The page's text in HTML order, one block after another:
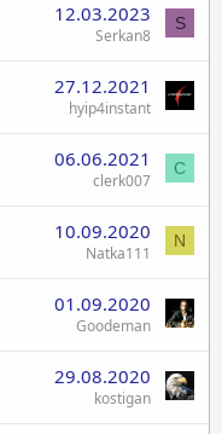
12.03.2023
Serkan8
S
27.12.2021
hyip4instant
06.06.2021
clerk007
C
10.09.2020
Natka111
N
01.09.2020
Goodeman
29.08.2020
kostigan